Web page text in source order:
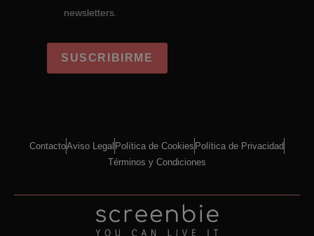
newsletters.
SUSCRIBIRME
ContactoAviso Legal Política de Cookies Política de Privacidad
Términos y Condiciones